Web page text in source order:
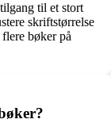
til et stort
skriftstørrelse
bøker på